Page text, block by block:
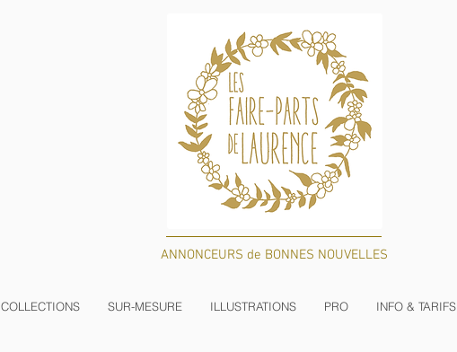
ANNONCEURS de BONNES NOUVELLES
COLLECTIONS SUR-MESURE ILLUSTRATIONS PRO INFO & TARIFS